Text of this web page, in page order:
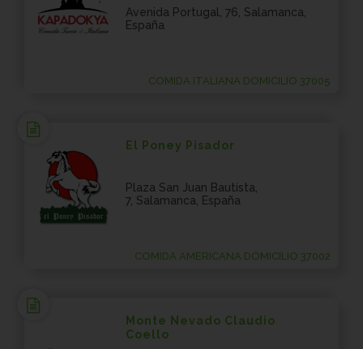
Avenida Portugal, 76, Salamanca,
España
COMIDA ITALIANA DOMICILIO 37005
El Poney Pisador
Plaza San Juan Bautista,
7, Salamanca, España
COMIDA AMERICANA DOMICILIO 37002
Monte Nevado Claudio
Coello